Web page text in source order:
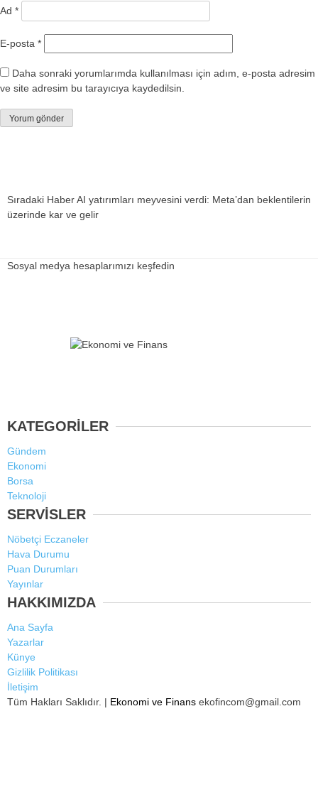
Ad *
E-posta *
Daha sonraki yorumlarımda kullanılması için adım, e-posta adresim
ve site adresim bu tarayıcıya kaydedilsin.
Sıradaki HaberAI yatırımları meyvesini verdi: Meta’dan beklentilerin
üzerinde kar ve gelir
Sosyal medya hesaplarımızı keşfedin
KATEGORİLER
Gündem
Ekonomi
Borsa
Teknoloji
SERVİSLER
Nöbetçi Eczaneler
Hava Durumu
Puan Durumları
Yayınlar
HAKKIMIZDA
Ana Sayfa
Yazarlar
Künye
Gizlilik Politikası
İletişim
Tüm Hakları Saklıdır. | Ekonomi ve Finans ekofincom@gmail.com